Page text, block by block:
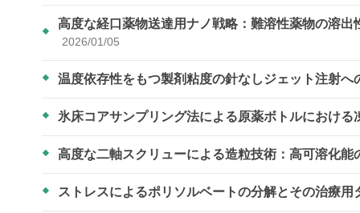
高度な経口薬物送達用ナノ戦略：難溶性薬物の溶
2026/01/05
温度依存性をもつ製剤粘度の針なしジェット注射へ
氷床コアサンプリング法による原薬ボトルにおけ
高度な二軸スクリューによる造粒技術：高可溶化
ストレスによるポリソルベートの分解とその治療